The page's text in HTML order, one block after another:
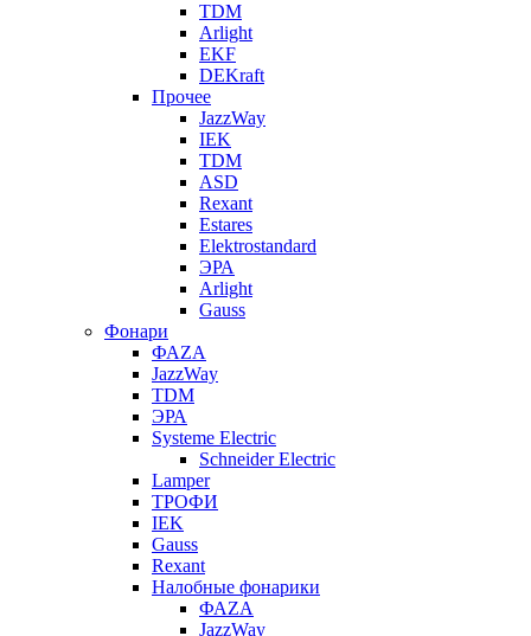
TDM
Arlight
EKF
DEKraft
Прочее
JazzWay
IEK
TDM
ASD
Rexant
Estares
Elektrostandard
ЭРА
Arlight
Gauss
Фонари
ФАZА
JazzWay
TDM
ЭРА
Systeme Electric
Schneider Electric
Lamper
ТРОФИ
IEK
Gauss
Rexant
Налобные фонарики
ФАZА
JazzWay